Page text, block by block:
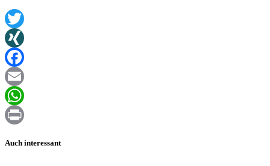
Twitter
XING
Facebook
Email
WhatsApp
Auch interessant